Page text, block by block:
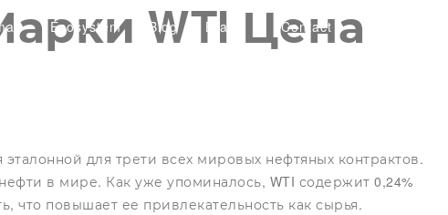
Ecosystem Blog Brand Contact
WTI Цена
эталонной для трети всех мировых нефтяных контрактов.
в мире. Как уже упоминалось, WTI содержит 0,24%
повышает ее привлекательность как сырья.